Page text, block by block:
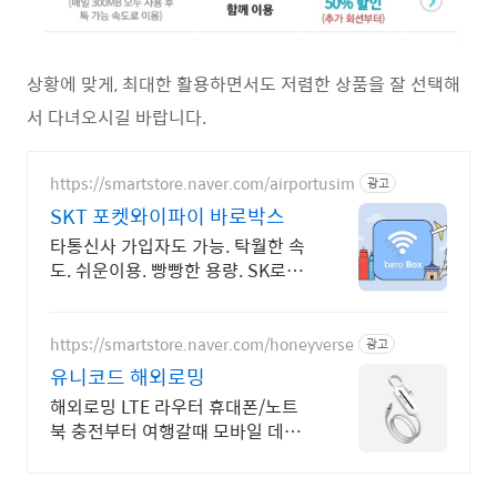
상황에 맞게, 최대한 활용하면서도 저렴한 상품을 잘 선택해
서 다녀오시길 바랍니다.
https://smartstore.naver.com/airportusim 광고
SKT 포켓와이파이 바로박스
타통신사 가입자도 가능. 탁월한 속
도. 쉬운이용. 빵빵한 용량. SK로밍
https://smartstore.naver.com/honeyverse 광고
유니코드 해외로밍
해외로밍 LTE 라우터 휴대폰/노트
북 충전부터 여행갈때 모바일 데이